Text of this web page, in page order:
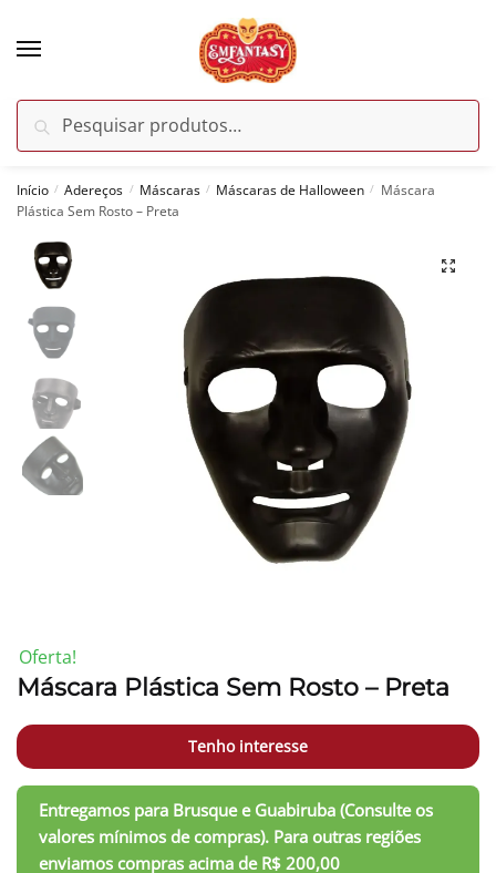
por:
Pesquisar
Início / Adereços / Máscaras / Máscaras de Halloween / Máscara
Plástica Sem Rosto – Preta
Oferta!
Máscara Plástica Sem Rosto – Preta
Tenho interesse
-20%